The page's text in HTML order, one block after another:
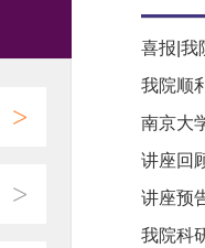
>
>
喜报|我
我院顺
南京大
讲座回
讲座预
我院科